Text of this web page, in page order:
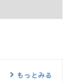
もっとみる